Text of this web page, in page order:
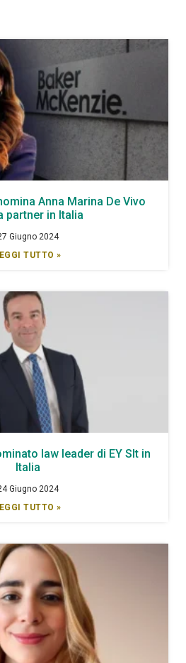
Anna Marina De Vivo
partner in Italia
Giugno 2024
TUTTO »
law leader di EY Slt in
Italia
Giugno 2024
TUTTO »